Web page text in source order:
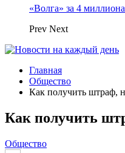
«Волга» за 4
Prev Next
Главная
Общество
Как получить штраф,
Как получить
Общество